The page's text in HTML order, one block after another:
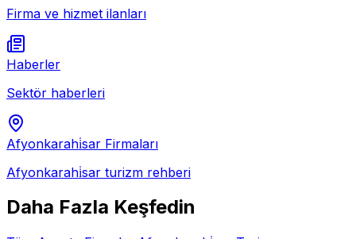
Firma ve hizmet ilanları
Haberler
Sektör haberleri
Afyonkarahi̇sar Firmaları
Afyonkarahi̇sar turizm rehberi
Daha Fazla Keşfedin